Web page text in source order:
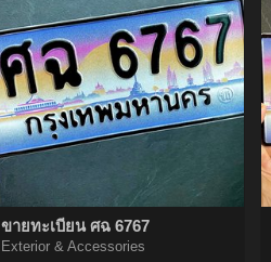
ขายทะเบียน ศฉ 6767
Exterior & Accessories